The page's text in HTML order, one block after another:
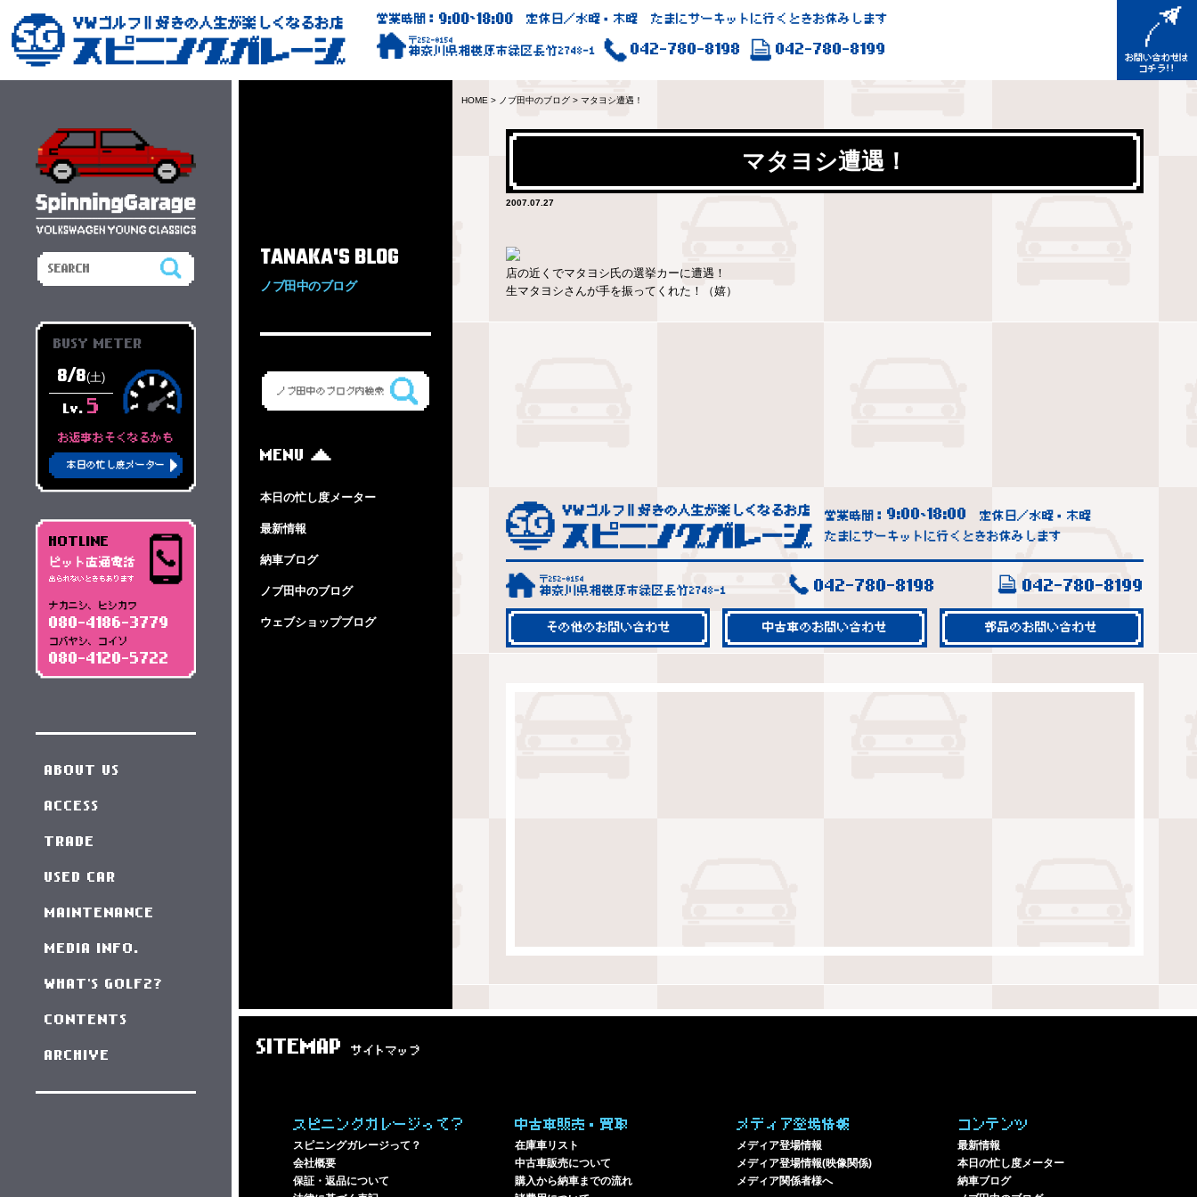
営業時間：9:00~18:00 定休日／水曜・木曜 たまにサーキットに行くときお休みします
〒252-0154
神奈川県相模原市緑区長竹2748-1 042-780-8198 042-780-8199
TANAKA'S BLOG
ノブ田中のブログ
MENU
本日の忙し度メーター
最新情報
納車ブログ
ノブ田中のブログ
ウェブショップブログ
HOME > ノブ田中のブログ > マタヨシ遭遇！
マタヨシ遭遇！
2007.07.27
店の近くでマタヨシ氏の選挙カーに遭遇！
生マタヨシさんが手を振ってくれた！（嬉）
営業時間： 9:00~18:00
定休日／水曜・木曜
たまにサーキットに行くときお休みします
〒252-0154
神奈川県相模原市緑区長竹2748-1 042-780-8198 042-780-8199
その他のお問い合わせ 中古車のお問い合わせ 部品のお問い合わせ
SITEMAP サイトマップ
スピニングガレージって？
スピニングガレージって？
会社概要
保証・返品について
中古車販売・買取
在庫車リスト
中古車販売について
購入から納車までの流れ
メディア登場情報
メディア登場情報
メディア登場情報(映像関係)
メディア関係者様へ
コンテンツ
最新情報
本日の忙し度メーター
納車ブログ
BUSY METER
8/8(土)
Lv. 5
お返事おそくなるかも
本日の忙し度メーター
HOTLINE
ピット直通電話
出られないときもあります
ナカニシ、ヒシカワ
080-4186-3779
コバヤシ、コイソ
080-4120-5722
ABOUT US
ACCESS
TRADE
USED CAR
MAINTENANCE
MEDIA INFO.
WHAT'S GOLF2?
CONTENTS
ARCHIVE